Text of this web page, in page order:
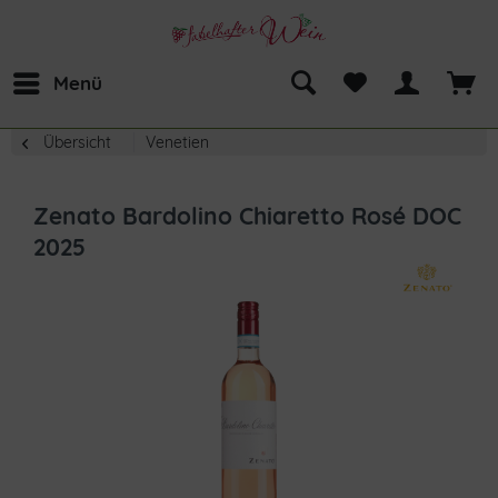
Menü
Übersicht Venetien
Zenato Bardolino Chiaretto Rosé DOC
2025